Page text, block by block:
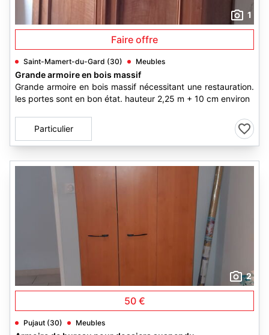
1
Faire offre
Saint-Mamert-du-Gard (30) Meubles
Grande armoire en bois massif
Grande armoire en bois massif nécessitant une restauration.
les portes sont en bon état. hauteur 2,25 m + 10 cm environ
Particulier
2
50 €
Pujaut (30) Meubles